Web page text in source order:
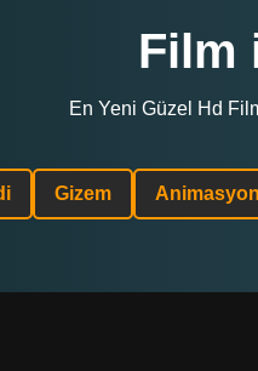
Film
En Yeni Güzel Hd
Gizem Animasyon